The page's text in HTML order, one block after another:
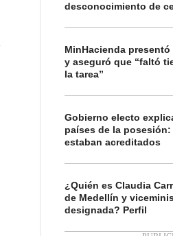
desconocimiento de
MinHacienda
y aseguró que “faltó
la tarea”
Gobierno electo
países de la
estaban acreditados
¿Quién es Claudia
de Medellín y
designada? Perfil